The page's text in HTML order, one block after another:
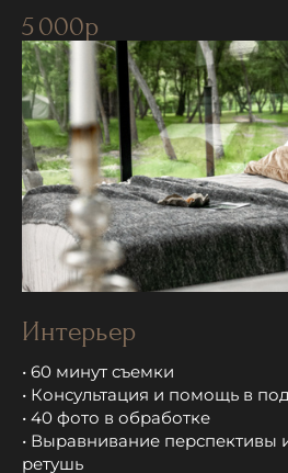
5 000р
Интерьер
• 60 минут съемки
• Консультация и помощь в
• 40 фото в обработке
• Выравнивание перспективы
ретушь